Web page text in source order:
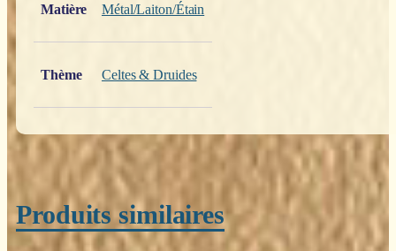
Matière
Métal/Laiton/Étain
Thème Celtes & Druides
Produits similaires